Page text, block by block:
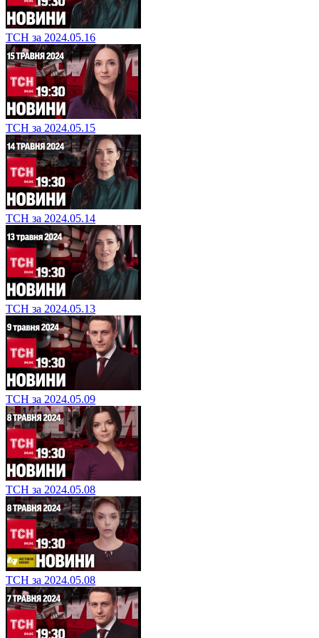
ТСН за 2024.05.16
ТСН за 2024.05.15
ТСН за 2024.05.14
ТСН за 2024.05.13
ТСН за 2024.05.09
ТСН за 2024.05.08
ТСН за 2024.05.08